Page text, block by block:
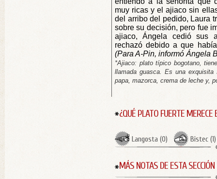
muy ricas y el ajiaco sin
del arribo del pedido, Laura
sobre su decisión, pero fue
ajiaco, Ángela cedió sus
rechazó debido a que
(Para A-Pin, informó Ángela
*Ajiaco: plato típico bogotano,
llamada guasca. Es una
papa, mazorca, crema de leche y,
¿QUÉ PLATO FUERTE MERECE
Langosta (0) Bistec (1)
MÁS NOTAS DE ESTA SECCIÓN